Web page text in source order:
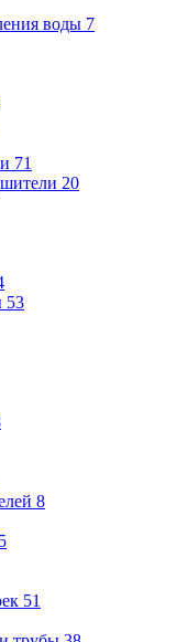
воды 7
71
20
53
8
51